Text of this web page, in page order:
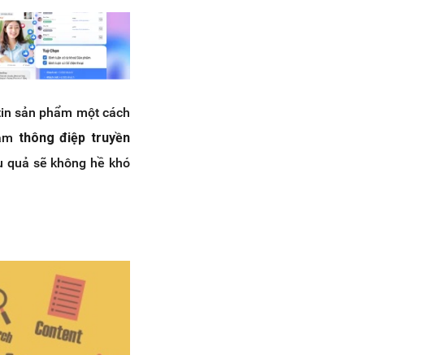
sản phẩm một cách
thông điệp truyền
quả sẽ không hề khó